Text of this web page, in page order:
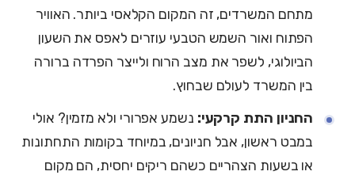
מתחם המשרדים, זה המקום הקלאסי ביותר. האוויר
הפתוח ואור השמש הטבעי עוזרים לאפס את השעון
הביולוגי, לשפר את מצב הרוח ולייצר הפרדה ברורה
בין המשרד לעולם שבחוץ.
החניון התת קרקעי: נשמע אפרורי ולא מזמין? אולי
במבט ראשון, אבל חניונים, במיוחד בקומות התחתונות
או בשעות הצהריים כשהם ריקים יחסית, הם מקום